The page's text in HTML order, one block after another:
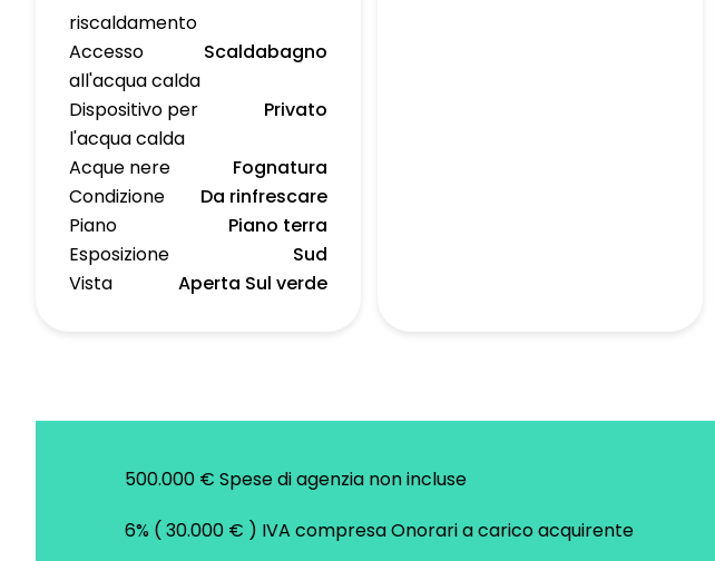
riscaldamento
Accesso
all'acqua calda
Scaldabagno
Dispositivo per
l'acqua calda
Privato
Acque nere
Fognatura
Condizione
Da rinfrescare
Piano
Piano terra
Esposizione
Sud
Vista
Aperta Sul verde
500.000 € Spese di agenzia non incluse
6% ( 30.000 € ) IVA compresa Onorari a carico acquirente